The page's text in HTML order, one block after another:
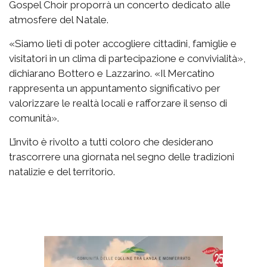
Gospel Choir proporrà un concerto dedicato alle
atmosfere del Natale.
«Siamo lieti di poter accogliere cittadini, famiglie e
visitatori in un clima di partecipazione e convivialità»,
dichiarano Bottero e Lazzarino. «Il Mercatino
rappresenta un appuntamento significativo per
valorizzare le realtà locali e rafforzare il senso di
comunità».
L’invito è rivolto a tutti coloro che desiderano
trascorrere una giornata nel segno delle tradizioni
natalizie e del territorio.